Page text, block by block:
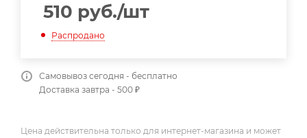
510 руб./шт
Распродано
Самовывоз сегодня - бесплатно
Доставка завтра - 500 ₽
Цена действительна только для интернет-магазина и может